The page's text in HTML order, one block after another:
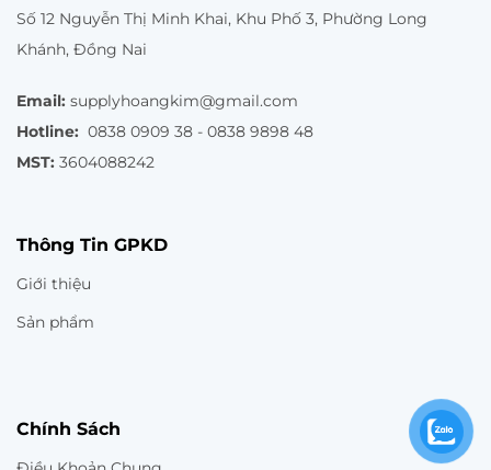
Số 12 Nguyễn Thị Minh Khai, Khu Phố 3, Phường Long
Khánh, Đồng Nai
Email: supplyhoangkim@gmail.com
Hotline: 0838 0909 38 - 0838 9898 48
MST: 3604088242
Thông Tin GPKD
Giới thiệu
Sản phẩm
Chính Sách